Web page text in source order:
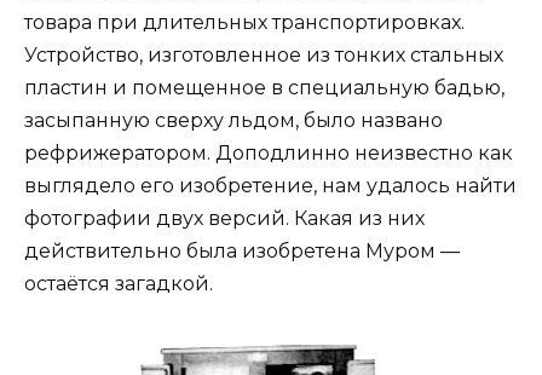
товара при длительных транспортировках.
Устройство, изготовленное из тонких стальных
пластин и помещенное в специальную бадью,
засыпанную сверху льдом, было названо
рефрижератором. Доподлинно неизвестно как
выглядело его изобретение, нам удалось найти
фотографии двух версий. Какая из них
действительно была изобретена Муром —
остаётся загадкой.